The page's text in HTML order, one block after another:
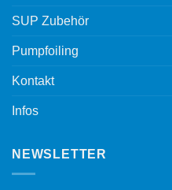
SUP Zubehör
Pumpfoiling
Kontakt
Infos
NEWSLETTER